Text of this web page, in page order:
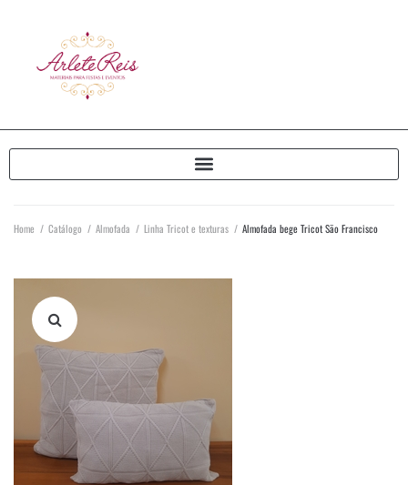
Home / Catálogo / Almofada / Linha Tricot e texturas / Almofada bege Tricot São Francisco